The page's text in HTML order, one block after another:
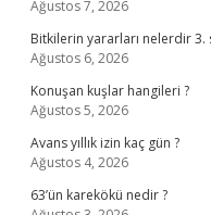
Ağustos 7, 2026
Bitkilerin yararları nelerdir 3.
Ağustos 6, 2026
Konuşan kuşlar hangileri ?
Ağustos 5, 2026
Avans yıllık izin kaç gün ?
Ağustos 4, 2026
63’ün karekökü nedir ?